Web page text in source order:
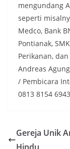
mengundang
seperti
Medco, Bank
Pontianak,
Perikanan,
Andreas
/ Pembicara
0813 8154
Gereja Unik